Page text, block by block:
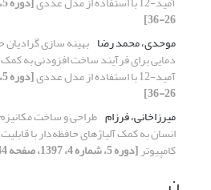
26-36]
موحدی، محمد رضا بهینه سازی گرادیان
دمایی برای فرآیند ساخت افزودنی به کمک
آمید-12 با استفاده از مدل عددی
26-36]
میرزاخانی، فرزام طراحی و ساخت
انسان به کمک آلیاژهای حافظه‌دار با
کامپیوتر[دوره 5، شماره 4، 1397، صفحه 44-55]